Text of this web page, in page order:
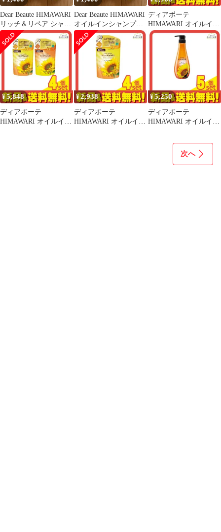
Dear Beaute HIMAWARI
リッチ＆リペア シャン
プー 詰替 2個
Dear Beaute HIMAWARI
オイルインシャンプー
リッチ＆リペア
ディアボーテ
HIMAWARI オイルイン
シャンプー リッチ&リ
ペア 400mL (+ コンデ
ィショナー 400g 詰め替
えセット) 2個セット ま
とめ売り
¥5,848
ディアボーテ
HIMAWARI オイルイン
¥2,938
ディアボーテ
HIMAWARI オイルイン
¥5,250
ディアボーテ
HIMAWARI オイルイン
プ) 5個セット まとめ売
次へ